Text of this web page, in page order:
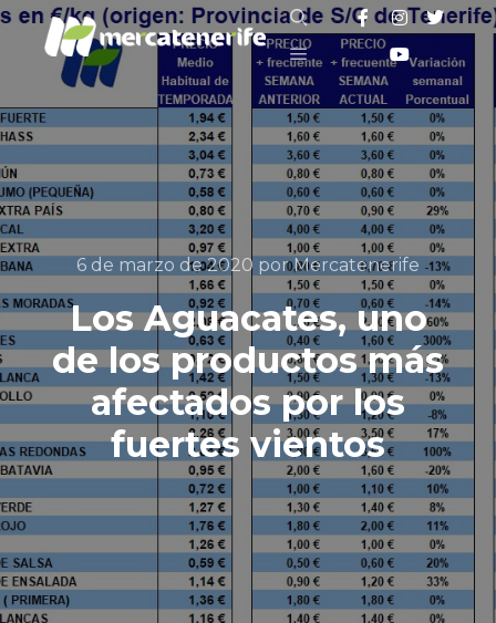
Buscar
Menú principal
6 de marzo de 2020 porMercatenerife
Los Aguacates, uno
de los productos más
afectados por los
fuertes vientos